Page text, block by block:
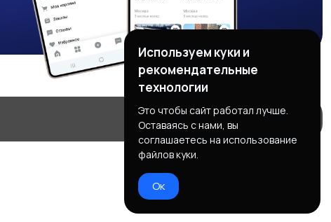
Используем куки и
рекомендательные
технологии
Это чтобы сайт работал лучше.
Оставаясь с нами, вы
соглашаетесь на использование
файлов куки.
Ок